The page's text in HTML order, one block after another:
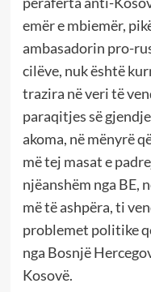
emër e mbiemër,
ambasadorin pro-
cilëve, nuk është
trazira në veri të
paraqitjes së
akoma, në mënyrë
më tej masat e
njëanshëm nga BE,
më të ashpëra, ti
problemet politike
nga Bosnjë
Kosovë.